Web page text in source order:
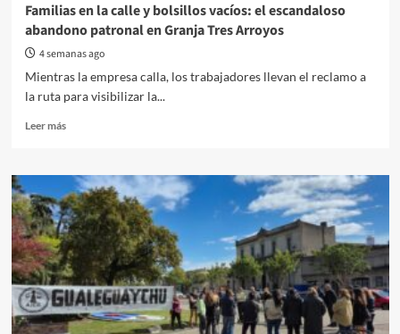
Familias en la calle y bolsillos vacíos: el escandaloso
abandono patronal en Granja Tres Arroyos
4 semanas ago
Mientras la empresa calla, los trabajadores llevan el reclamo a
la ruta para visibilizar la...
Leer másRead
Familias
en
la
calle
y
bolsillos
vacíos:
el
escandaloso
abandono